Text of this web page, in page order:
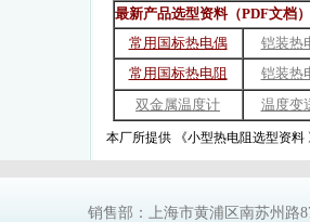
最新产品选型资料（PDF文档）
常用国标热电偶
铠装热
常用国标热电阻
铠装热
双金属温度计
温度变
本厂所提供 《小型热电阻选型资料
销售部：上海市黄浦区南苏州路